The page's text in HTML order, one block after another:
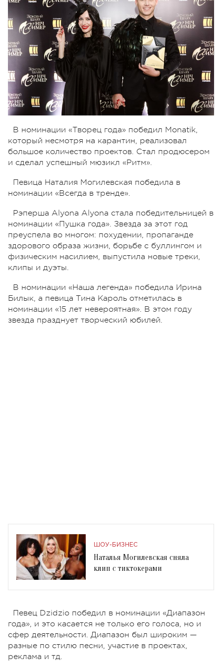
В номинации «Творец года» победил Monatik,
который несмотря на карантин, реализовал
большое количество проектов. Стал продюсером
и сделал успешный мюзикл «Ритм».
Певица Наталия Могилевская победила в
номинации «Всегда в тренде».
Рэперша Alyona Alyona стала победительницей в
номинации «Пушка года». Звезда за этот год
преуспела во многом: похудении, пропаганде
здорового образа жизни, борьбе с буллингом и
физическим насилием, выпустила новые треки,
клипы и дуэты.
В номинации «Наша легенда» победила Ирина
Билык, а певица Тина Кароль отметилась в
номинации «15 лет невероятная». В этом году
звезда празднует творческий юбилей.
ШОУ-БИЗНЕС
Наталья Могилевская сняла
клип с тиктокерами
Певец Dzidzio победил в номинации «Диапазон
года», и это касается не только его голоса, но и
сфер деятельности. Диапазон был широким —
разные по стилю песни, участие в проектах,
реклама и тд.